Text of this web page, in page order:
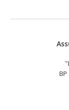
BP